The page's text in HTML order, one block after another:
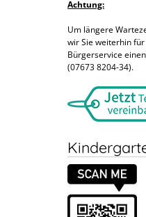
Achtung:
Um längere
wir Sie weiterhin
Bürgerservice
(07673 8204-34).